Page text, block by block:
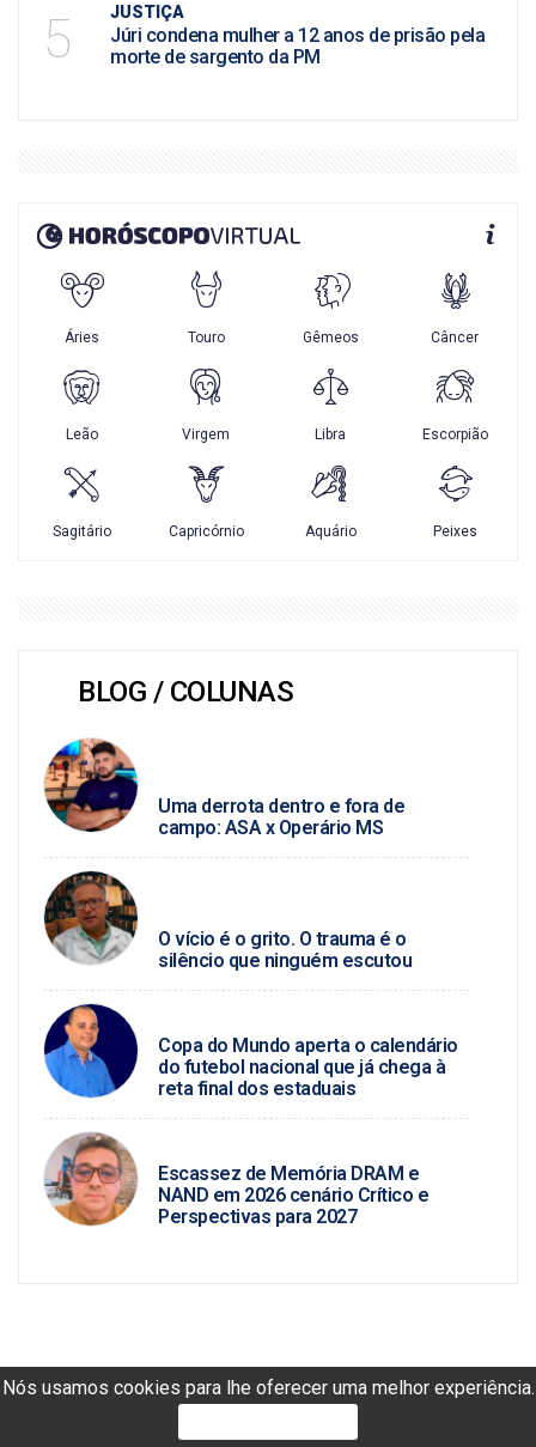
Nós usamos cookies para lhe oferecer uma melhor experiência.
5 JUSTIÇA
Júri condena mulher a 12 anos de prisão pela
morte de sargento da PM
BLOG / COLUNAS
Uma derrota dentro e fora de
campo: ASA x Operário MS
O vício é o grito. O trauma é o
silêncio que ninguém escutou
Copa do Mundo aperta o calendário
do futebol nacional que já chega à
reta final dos estaduais
Escassez de Memória DRAM e
NAND em 2026 cenário Crítico e
Perspectivas para 2027